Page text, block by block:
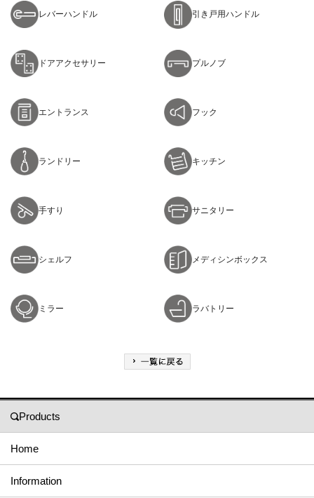
レバーハンドル 引き戸用ハンドル
ドアアクセサリー プルノブ
エントランス フック
ランドリー キッチン
手すり サニタリー
シェルフ メディシンボックス
ミラー ラバトリー
Products
Home
Information